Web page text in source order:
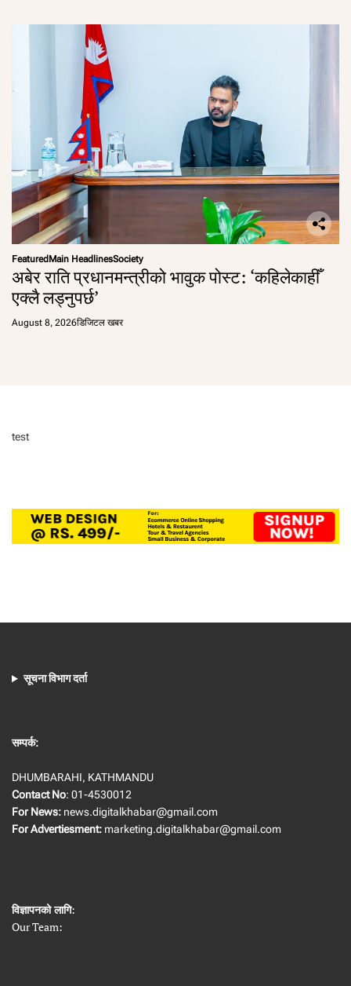
Featured Main HeadlinesSociety
अबेर राति प्रधानमन्त्रीको भावुक पोस्ट: ‘कहिलेकाहीँ
एक्लै लड्नुपर्छ’
August 8, 2026डिजिटल खबर
test
सूचना विभाग दर्ता
सम्पर्क:
DHUMBARAHI, KATHMANDU
Contact No: 01-4530012
For News: news.digitalkhabar@gmail.com
For Advertiesment: marketing.digitalkhabar@gmail.com
विज्ञापनको लागि:
Our Team: